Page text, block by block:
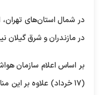
در شمال استان‌های تهران،
در مازندران و شرق گیلان
(۱۷ خرداد) علاوه بر